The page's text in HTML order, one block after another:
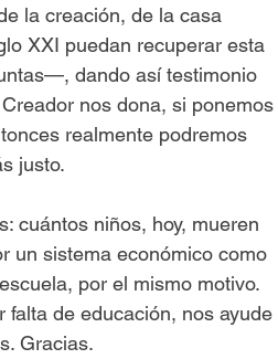
la creación, de la casa
XXI puedan recuperar esta
dando así testimonio
nos dona, si ponemos
realmente podremos
justo.
cuántos niños, hoy, mueren
un sistema económico como
por el mismo motivo.
de educación, nos ayude
Gracias.